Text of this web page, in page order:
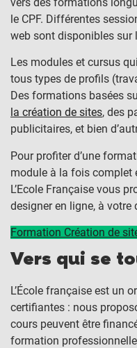
le CPF. Différentes
web sont disponibles sur
Les modules et cursus
tous types de profils
Des formations basées
la création de sites, des
publicitaires, et bien
Pour profiter d’une
module à la fois complet
L’Ecole Française vous
designer en ligne, à
Formation Création de
Vers qui se
L’École française est un
certifiantes : nous
cours peuvent être
formation